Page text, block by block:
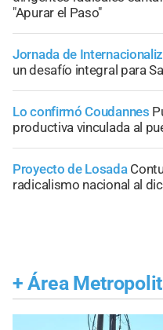
"Apurar el Paso"
Jornada de
un desafío integral para
Lo confirmó Coudannes
productiva vinculada al
Proyecto de Losada
radicalismo nacional al
+ Área